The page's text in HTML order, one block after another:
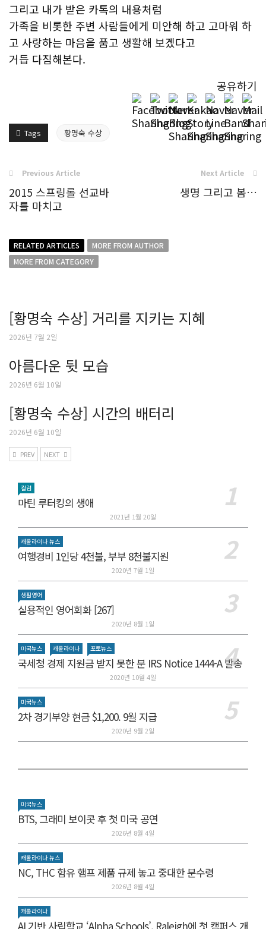
그리고 내가 받은 카톡의 내용처럼
가족을 비롯한 주변 사람들에게 미안해 하고 고마워 하
고 사랑하는 마음을 품고 생활해 보겠다고
거듭 다짐해본다.
공유하기
Tags 황명숙 수상
Previous Article
2015 스프링롤 선교바
자를 마치고
Next Article
생명 그리고 봄…
RELATED ARTICLES
MORE FROM AUTHOR
MORE FROM CATEGORY
[황명숙 수상] 거리를 지키는 지혜
2026년 7월 2일
아름다운 뒷 모습
2026년 6월 10일
[황명숙 수상] 시간의 배터리
2026년 6월 10일
PREV NEXT
컬럼
마틴 루터킹의 생애
2021년 1월 20일
캐롤라이나 뉴스
여행경비 1인당 4천불, 부부 8천불지원
2020년 7월 1일
생활영어
실용적인 영어회화 [267]
2020년 8월 1일
미국뉴스 캐롤라이나 포토뉴스
국세청 경제 지원금 받지 못한 분 IRS Notice 1444-A 발송
2020년 10월 4일
미국뉴스
2차 경기부양 현금 $1,200. 9월 지급
2020년 9월 2일
미국뉴스
BTS, 그래미 보이콧 후 첫 미국 공연
2026년 8월 4일
캐롤라이나 뉴스
NC, THC 함유 햄프 제품 규제 놓고 중대한 분수령
2026년 8월 4일
캐롤라이나
AI 기반 사립학교 ‘Alpha Schools’, Raleigh에 첫 캠퍼스 개